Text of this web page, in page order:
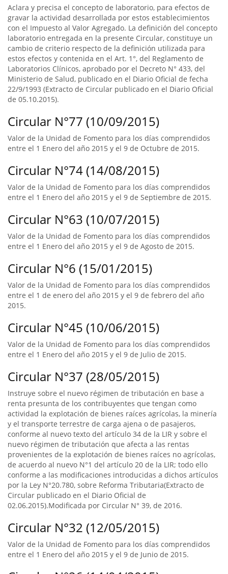
Aclara y precisa el concepto de laboratorio, para efectos de
gravar la actividad desarrollada por estos establecimientos
con el Impuesto al Valor Agregado. La definición del concepto
laboratorio entregada en la presente Circular, constituye un
cambio de criterio respecto de la definición utilizada para
estos efectos y contenida en el Art. 1°, del Reglamento de
Laboratorios Clínicos, aprobado por el Decreto N° 433, del
Ministerio de Salud, publicado en el Diario Oficial de fecha
22/9/1993 (Extracto de Circular publicado en el Diario Oficial
de 05.10.2015).
Circular N°77 (10/09/2015)
Valor de la Unidad de Fomento para los días comprendidos
entre el 1 Enero del año 2015 y el 9 de Octubre de 2015.
Circular N°74 (14/08/2015)
Valor de la Unidad de Fomento para los días comprendidos
entre el 1 Enero del año 2015 y el 9 de Septiembre de 2015.
Circular N°63 (10/07/2015)
Valor de la Unidad de Fomento para los días comprendidos
entre el 1 Enero del año 2015 y el 9 de Agosto de 2015.
Circular N°6 (15/01/2015)
Valor de la Unidad de Fomento para los días comprendidos
entre el 1 de enero del año 2015 y el 9 de febrero del año
2015.
Circular N°45 (10/06/2015)
Valor de la Unidad de Fomento para los días comprendidos
entre el 1 Enero del año 2015 y el 9 de Julio de 2015.
Circular N°37 (28/05/2015)
Instruye sobre el nuevo régimen de tributación en base a
renta presunta de los contribuyentes que tengan como
actividad la explotación de bienes raíces agrícolas, la minería
y el transporte terrestre de carga ajena o de pasajeros,
conforme al nuevo texto del artículo 34 de la LIR y sobre el
nuevo régimen de tributación que afecta a las rentas
provenientes de la explotación de bienes raíces no agrícolas,
de acuerdo al nuevo N°1 del artículo 20 de la LIR; todo ello
conforme a las modificaciones introducidas a dichos artículos
por la Ley N°20.780, sobre Reforma Tributaria(Extracto de
Circular publicado en el Diario Oficial de
02.06.2015).Modificada por Circular N° 39, de 2016.
Circular N°32 (12/05/2015)
Valor de la Unidad de Fomento para los días comprendidos
entre el 1 Enero del año 2015 y el 9 de Junio de 2015.